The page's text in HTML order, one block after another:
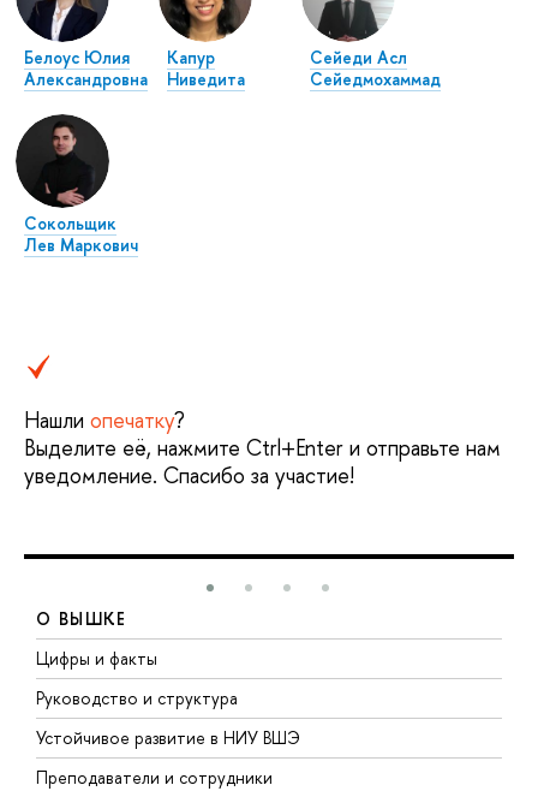
Белоус Юлия
Александровна
Капур
Ниведита
Сейеди Асл
Сейедмохаммад
Сокольщик
Лев Маркович
Нашли опечатку?
Выделите её, нажмите Ctrl+Enter и отправьте нам
уведомление. Спасибо за участие!
О ВЫШКЕ
Цифры и факты
Руководство и структура
Устойчивое развитие в НИУ ВШЭ
Преподаватели и сотрудники